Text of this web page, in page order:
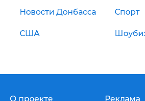
Новости Донбасса Спорт
США
О проекте Реклама